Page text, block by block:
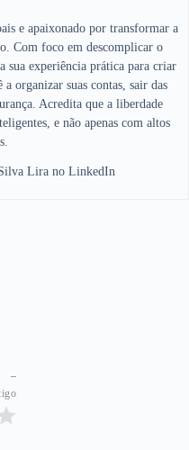
e apaixonado por transformar a
Com foco em descomplicar o
experiência prática para criar
organizar suas contas, sair das
Acredita que a liberdade
e não apenas com altos
Lira no LinkedIn